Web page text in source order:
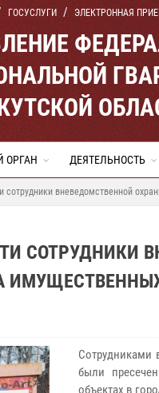
ГОСУСЛУГИ ЭЛЕКТРОННАЯ
ОРГАН ДЕЯТЕЛЬНОСТЬ
сотрудники вневедомственной
СОТРУДНИКИ
Сотрудниками
были
объектах в